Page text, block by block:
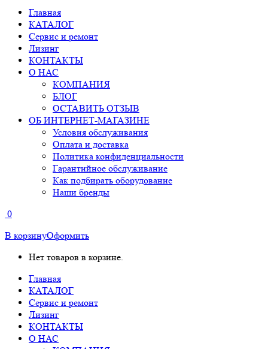
Главная
КАТАЛОГ
Сервис и ремонт
Лизинг
КОНТАКТЫ
О НАС
КОМПАНИЯ
БЛОГ
ОСТАВИТЬ ОТЗЫВ
ОБ ИНТЕРНЕТ-МАГАЗИНЕ
Условия обслуживания
Оплата и доставка
Политика конфиденциальности
Гарантийное обслуживание
Как подбирать оборудование
Наши бренды
0
В корзинуОформить
Нет товаров в корзине.
Главная
КАТАЛОГ
Сервис и ремонт
Лизинг
КОНТАКТЫ
О НАС